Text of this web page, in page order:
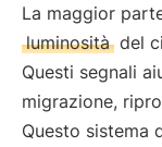
La maggior
luminosità del
Questi segnali
migrazione,
Questo sistema